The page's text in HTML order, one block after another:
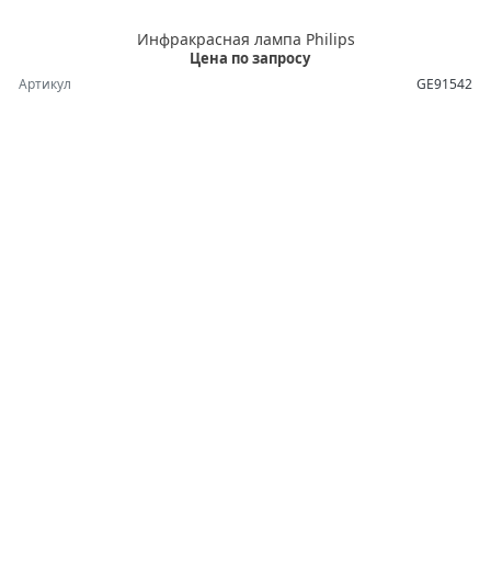
Инфракрасная лампа Philips
Цена по запросу
Артикул GE91542